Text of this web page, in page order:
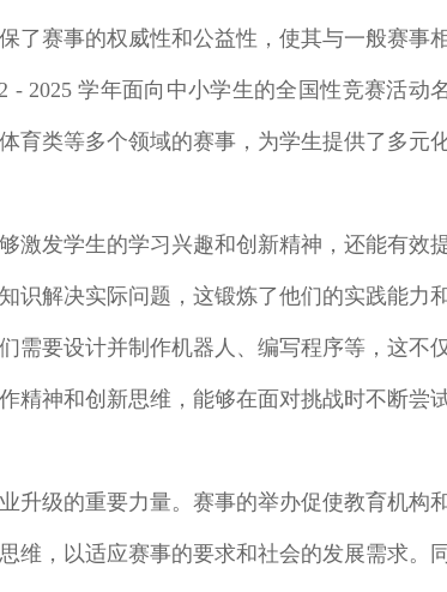
了赛事的权威性和公益性，使其与一般赛事相
2025 学年面向中小学生的全国性竞赛活动名
育类等多个领域的赛事，为学生提供了多元
激发学生的学习兴趣和创新精神，还能有效
识解决实际问题，这锻炼了他们的实践能力
需要设计并制作机器人、编写程序等，这不
精神和创新思维，能够在面对挑战时不断尝
升级的重要力量。赛事的举办促使教育机构
维，以适应赛事的要求和社会的发展需求。同